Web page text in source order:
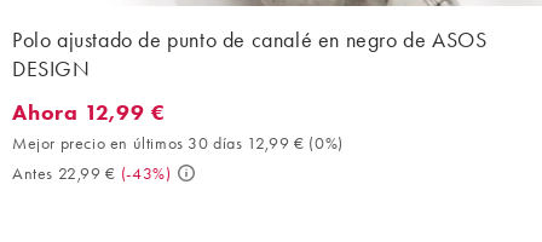
Polo ajustado de punto de canalé en negro de ASOS
DESIGN
Ahora 12,99 €. Mejor precio en últimos 30 días 12,99 € (0%).
Ahora 12,99 €
Mejor precio en últimos 30 días 12,99 € (0%)
Antes 22,99 € (-43%)